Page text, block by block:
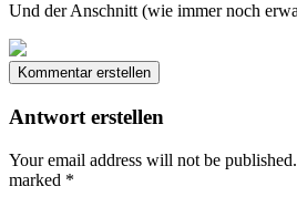
Und der Anschnitt (wie immer noch
Kommentar erstellen
Antwort erstellen
Your email address will not be published.
marked *